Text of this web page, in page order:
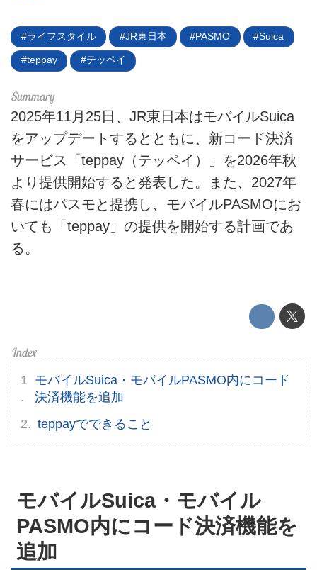
電動バイク
ライフスタイル
テクノロジー
このメディアについて
広告掲載について
ライフスタイル JR東日本 PASMO Suica
teppay テッペイ
2025年11月25日、JR東日本はモバイルSuica
をアップデートするとともに、新コード決済
サービス「teppay（テッペイ）」を2026年秋
より提供開始すると発表した。また、2027年
春にはパスモと提携し、モバイルPASMOにお
いても「teppay」の提供を開始する計画であ
る。
モバイルSuica・モバイルPASMO内にコード
決済機能を追加
teppayでできること
モバイルSuica・モバイル
PASMO内にコード決済機能を
追加